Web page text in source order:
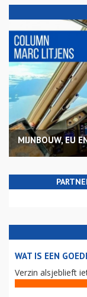
MIJNBOUW, EU
WAT IS EEN
Verzin alsjeblieft